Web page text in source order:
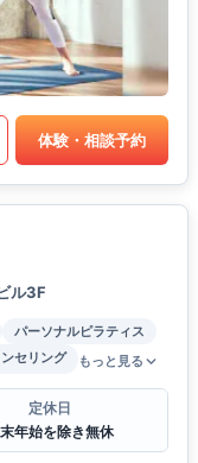
体験・相談予約
ル3F
パーソナルピラティス
セリング もっと見る
定休日
年始を除き無休